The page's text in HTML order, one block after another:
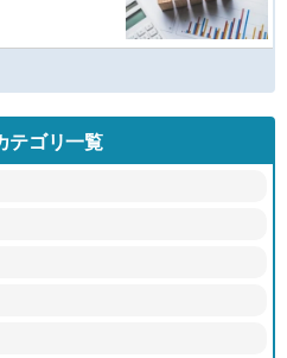
テゴリ一覧